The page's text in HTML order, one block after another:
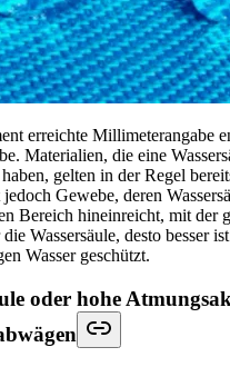
erreichte Millimeterangabe
Materialien, die eine
gelten in der Regel
Gewebe, deren
Bereich hineinreicht, mit der
Wassersäule, desto besser
Wasser geschützt.
oder hohe